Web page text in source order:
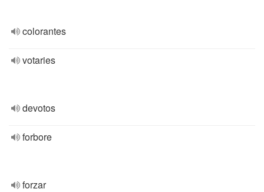
colorantes
votaries
devotos
forbore
forzar